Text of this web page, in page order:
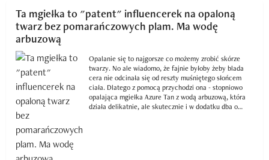
Ta mgiełka to "patent" influencerek na opaloną
twarz bez pomarańczowych plam. Ma wodę
arbuzową
Opalanie się to najgorsze co możemy zrobić skórze
twarzy. No ale wiadomo, że fajnie byłoby żeby blada
cera nie odcinała się od reszty muśniętego słońcem
ciała. Dlatego z pomocą przychodzi ona - stopniowo
opalająca mgiełka Azure Tan z wodą arbuzową, która
działa delikatnie, ale skutecznie i w dodatku dba o